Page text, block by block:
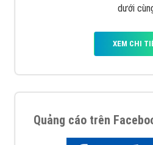
dưới
XEM CHI
Quảng cáo trên